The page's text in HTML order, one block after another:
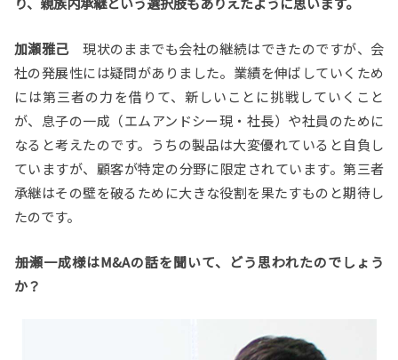
加瀬雅己現状のままでも会社の継続はできたのですが、会
社の発展性には疑問がありました。業績を伸ばしていくため
には第三者の力を借りて、新しいことに挑戦していくこと
が、息子の一成（エムアンドシー現・社長）や社員のために
なると考えたのです。うちの製品は大変優れていると自負し
ていますが、顧客が特定の分野に限定されています。第三者
承継はその壁を破るために大きな役割を果たすものと期待し
たのです。
――加瀬一成様はM&Aの話を聞いて、どう思われたのでしょう
か？